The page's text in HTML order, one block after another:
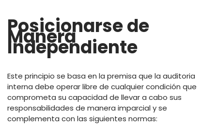
Posicionarse de
Manera
Independiente
Este principio se basa en la premisa que la auditoria
interna debe operar libre de cualquier condición que
comprometa su capacidad de llevar a cabo sus
responsabilidades de manera imparcial y se
complementa con las siguientes normas: